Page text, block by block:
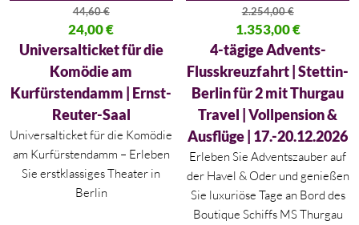
44,60€
Ursprünglicher Preis war: 44,60 €
24,00€
Aktueller Preis ist: 24,00 €.
Universalticket für die
Komödie am
Kurfürstendamm | Ernst-
Reuter-Saal
Universalticket für die Komödie
am Kurfürstendamm – Erleben
Sie erstklassiges Theater in
Berlin
2.254,00€
Ursprünglicher Preis war:
1.353,00€
Aktueller Preis ist: 1.353,00 €.
4-tägige Advents-
Flusskreuzfahrt | Stettin-
Berlin für 2 mit Thurgau
Travel | Vollpension &
Ausflüge | 17.-20.12.2026
Erleben Sie Adventszauber auf
der Havel & Oder und genießen
Sie luxuriöse Tage an Bord des
Boutique Schiffs MS Thurgau